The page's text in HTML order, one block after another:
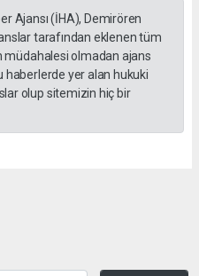
Ajansı (İHA), Demirören
tarafından eklenen tüm
müdahalesi olmadan ajans
haberlerde yer alan hukuki
olup sitemizin hiç bir